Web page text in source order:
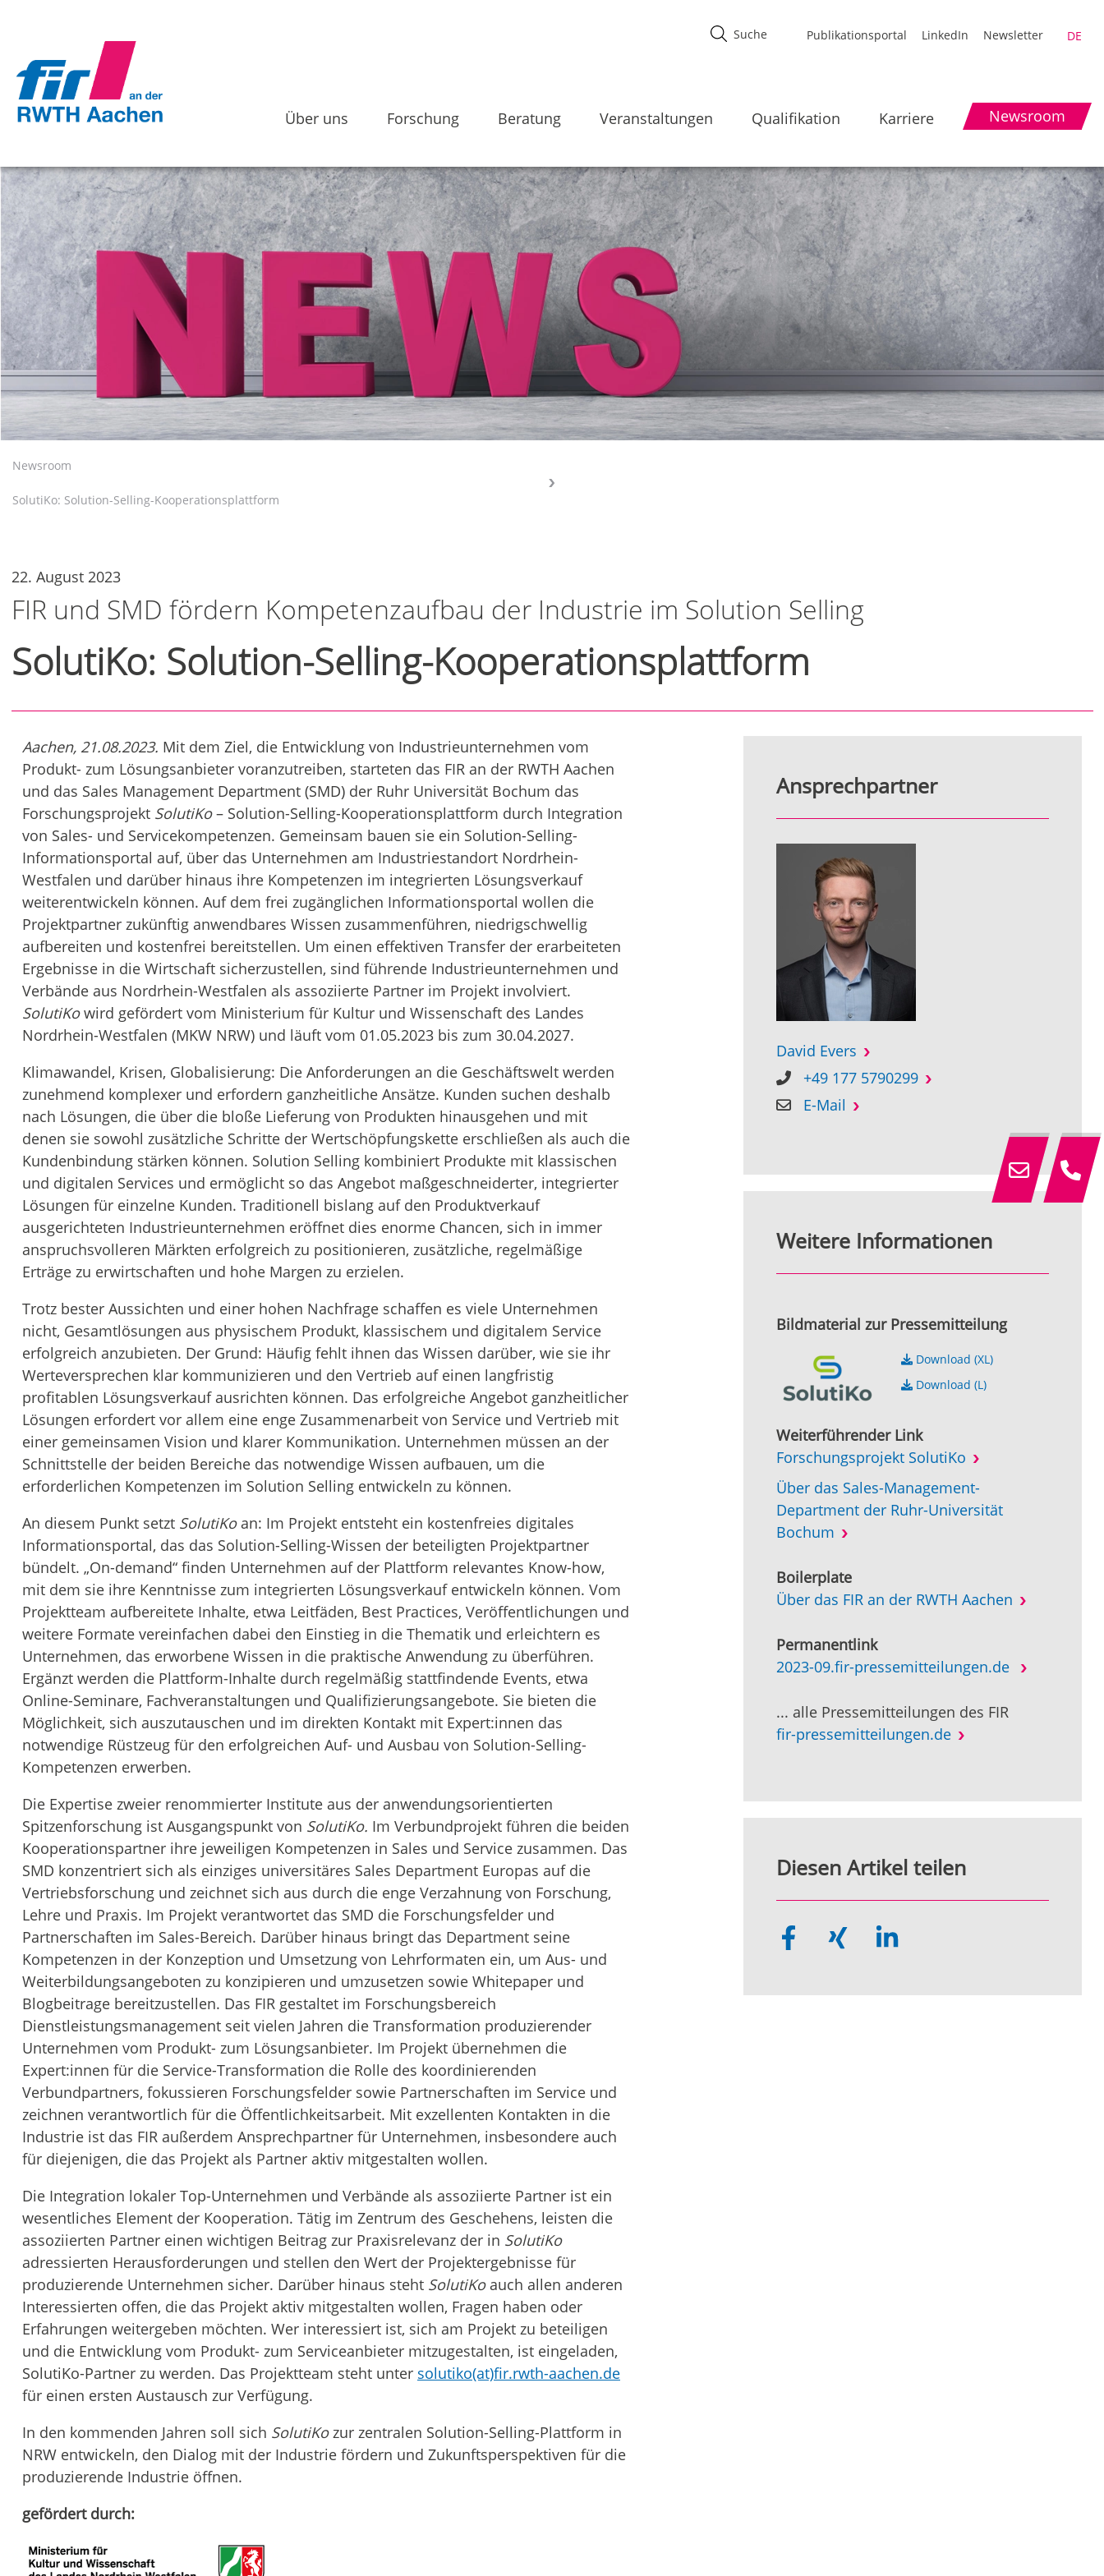
Publikationsportal LinkedIn Newsletter DE
Über uns Forschung Beratung Veranstaltungen Qualifikation Karriere Newsroom
Newsroom
SolutiKo: Solution-Selling-Kooperationsplattform
22. August 2023
FIR und SMD fördern Kompetenzaufbau der Industrie im Solution Selling
SolutiKo: Solution-Selling-Kooperationsplattform
Aachen, 21.08.2023. Mit dem Ziel, die Entwicklung von Industrieunternehmen vom
Produkt- zum Lösungsanbieter voranzutreiben, starteten das FIR an der RWTH Aachen
und das Sales Management Department (SMD) der Ruhr Universität Bochum das
Forschungsprojekt SolutiKo– Solution-Selling-Kooperationsplattform durch Integration
von Sales- und Servicekompetenzen. Gemeinsam bauen sie ein Solution-Selling-
Informationsportal auf, über das Unternehmen am Industriestandort Nordrhein-
Westfalen und darüber hinaus ihre Kompetenzen im integrierten Lösungsverkauf
weiterentwickeln können. Auf dem frei zugänglichen Informationsportal wollen die
Projektpartner zukünftig anwendbares Wissen zusammenführen, niedrigschwellig
aufbereiten und kostenfrei bereitstellen. Um einen effektiven Transfer der erarbeiteten
Ergebnisse in die Wirtschaft sicherzustellen, sind führende Industrieunternehmen und
Verbände aus Nordrhein-Westfalen als assoziierte Partner im Projekt involviert.
SolutiKowird gefördert vom Ministerium für Kultur und Wissenschaft des Landes
Nordrhein-Westfalen (MKW NRW) und läuft vom 01.05.2023 bis zum 30.04.2027.
Klimawandel, Krisen, Globalisierung: Die Anforderungen an die Geschäftswelt werden
zunehmend komplexer und erfordern ganzheitliche Ansätze. Kunden suchen deshalb
nach Lösungen, die über die bloße Lieferung von Produkten hinausgehen und mit
denen sie sowohl zusätzliche Schritte der Wertschöpfungskette erschließen als auch die
Kundenbindung stärken können. Solution Selling kombiniert Produkte mit klassischen
und digitalen Services und ermöglicht so das Angebot maßgeschneiderter, integrierter
Lösungen für einzelne Kunden. Traditionell bislang auf den Produktverkauf
ausgerichteten Industrieunternehmen eröffnet dies enorme Chancen, sich in immer
anspruchsvolleren Märkten erfolgreich zu positionieren, zusätzliche, regelmäßige
Erträge zu erwirtschaften und hohe Margen zu erzielen.
Trotz bester Aussichten und einer hohen Nachfrage schaffen es viele Unternehmen
nicht, Gesamtlösungen aus physischem Produkt, klassischem und digitalem Service
erfolgreich anzubieten. Der Grund: Häufig fehlt ihnen das Wissen darüber, wie sie ihr
Werteversprechen klar kommunizieren und den Vertrieb auf einen langfristig
profitablen Lösungsverkauf ausrichten können. Das erfolgreiche Angebot ganzheitlicher
Lösungen erfordert vor allem eine enge Zusammenarbeit von Service und Vertrieb mit
einer gemeinsamen Vision und klarer Kommunikation. Unternehmen müssen an der
Schnittstelle der beiden Bereiche das notwendige Wissen aufbauen, um die
erforderlichen Kompetenzen im Solution Selling entwickeln zu können.
An diesem Punkt setzt SolutiKoan: Im Projekt entsteht ein kostenfreies digitales
Informationsportal, das das Solution-Selling-Wissen der beteiligten Projektpartner
bündelt. „On-demand“ finden Unternehmen auf der Plattform relevantes Know-how,
mit dem sie ihre Kenntnisse zum integrierten Lösungsverkauf entwickeln können. Vom
Projektteam aufbereitete Inhalte, etwa Leitfäden, Best Practices, Veröffentlichungen und
weitere Formate vereinfachen dabei den Einstieg in die Thematik und erleichtern es
Unternehmen, das erworbene Wissen in die praktische Anwendung zu überführen.
Ergänzt werden die Plattform-Inhalte durch regelmäßig stattfindende Events, etwa
Online-Seminare, Fachveranstaltungen und Qualifizierungsangebote. Sie bieten die
Möglichkeit, sich auszutauschen und im direkten Kontakt mit Expert:innen das
notwendige Rüstzeug für den erfolgreichen Auf- und Ausbau von Solution-Selling-
Kompetenzen erwerben.
Die Expertise zweier renommierter Institute aus der anwendungsorientierten
Spitzenforschung ist Ausgangspunkt von SolutiKo. Im Verbundprojekt führen die beiden
Kooperationspartner ihre jeweiligen Kompetenzen in Sales und Service zusammen. Das
SMD konzentriert sich als einziges universitäres Sales Department Europas auf die
Vertriebsforschung und zeichnet sich aus durch die enge Verzahnung von Forschung,
Lehre und Praxis. Im Projekt verantwortet das SMD die Forschungsfelder und
Partnerschaften im Sales-Bereich. Darüber hinaus bringt das Department seine
Kompetenzen in der Konzeption und Umsetzung von Lehrformaten ein, um Aus- und
Weiterbildungsangeboten zu konzipieren und umzusetzen sowie Whitepaper und
Blogbeitrage bereitzustellen. Das FIR gestaltet im Forschungsbereich
Dienstleistungsmanagement seit vielen Jahren die Transformation produzierender
Unternehmen vom Produkt- zum Lösungsanbieter. Im Projekt übernehmen die
Expert:innen für die Service-Transformation die Rolle des koordinierenden
Verbundpartners, fokussieren Forschungsfelder sowie Partnerschaften im Service und
zeichnen verantwortlich für die Öffentlichkeitsarbeit. Mit exzellenten Kontakten in die
Industrie ist das FIR außerdem Ansprechpartner für Unternehmen, insbesondere auch
für diejenigen, die das Projekt als Partner aktiv mitgestalten wollen.
Die Integration lokaler Top-Unternehmen und Verbände als assoziierte Partner ist ein
wesentliches Element der Kooperation. Tätig im Zentrum des Geschehens, leisten die
assoziierten Partner einen wichtigen Beitrag zur Praxisrelevanz der in SolutiKo
adressierten Herausforderungen und stellen den Wert der Projektergebnisse für
produzierende Unternehmen sicher. Darüber hinaus steht SolutiKoauch allen anderen
Interessierten offen, die das Projekt aktiv mitgestalten wollen, Fragen haben oder
Erfahrungen weitergeben möchten. Wer interessiert ist, sich am Projekt zu beteiligen
und die Entwicklung vom Produkt- zum Serviceanbieter mitzugestalten, ist eingeladen,
SolutiKo-Partner zu werden. Das Projektteam steht unter solutiko(at)fir.rwth-aachen.de
für einen ersten Austausch zur Verfügung.
In den kommenden Jahren soll sich SolutiKozur zentralen Solution-Selling-Plattform in
NRW entwickeln, den Dialog mit der Industrie fördern und Zukunftsperspektiven für die
produzierende Industrie öffnen.
gefördert durch:
Ansprechpartner
David Evers
+49 177 5790299
E-Mail
Weitere Informationen
Bildmaterial zur Pressemitteilung
Download (XL)
Download (L)
Weiterführender Link
Forschungsprojekt SolutiKo
Über das Sales-Management-
Department der Ruhr-Universität
Bochum
Boilerplate
Über das FIR an der RWTH Aachen
Permanentlink
2023-09.fir-pressemitteilungen.de
... alle Pressemitteilungen des FIR
fir-pressemitteilungen.de
Diesen Artikel teilen